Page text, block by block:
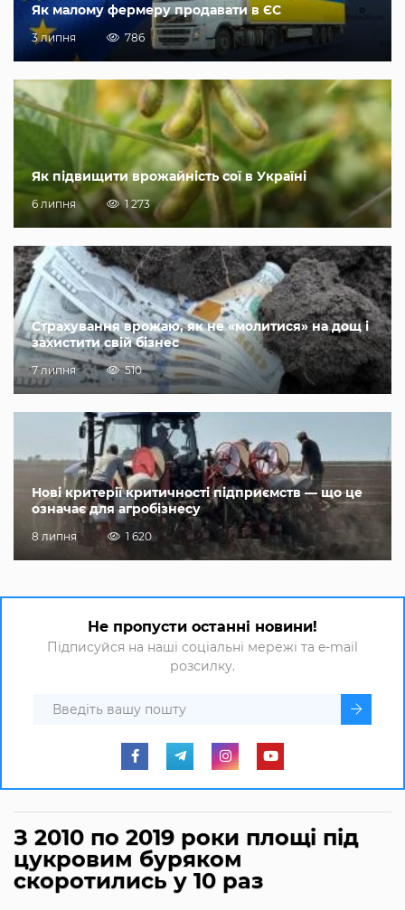
Як малому фермеру продавати в ЄС
3 липня 786
Як підвищити врожайність сої в Україні
6 липня 1 273
Страхування врожаю, як не «молитися» на дощ і
захистити свій бізнес
7 липня 510
Нові критерії критичності підприємств — що це
означає для агробізнесу
8 липня 1 620
Не пропусти останні новини!
Підписуйся на наші соціальні мережі та e-mail
розсилку.
З 2010 по 2019 роки площі під
цукровим буряком
скоротились у 10 раз